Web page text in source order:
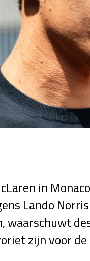
in
Lando
waarschuwt
zijn voor